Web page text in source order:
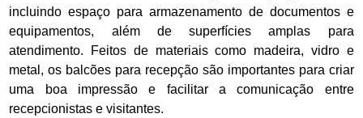
incluindo espaço para armazenamento de documentos e
equipamentos, além de superfícies amplas para
atendimento. Feitos de materiais como madeira, vidro e
metal, os balcões para recepção são importantes para criar
uma boa impressão e facilitar a comunicação entre
recepcionistas e visitantes.